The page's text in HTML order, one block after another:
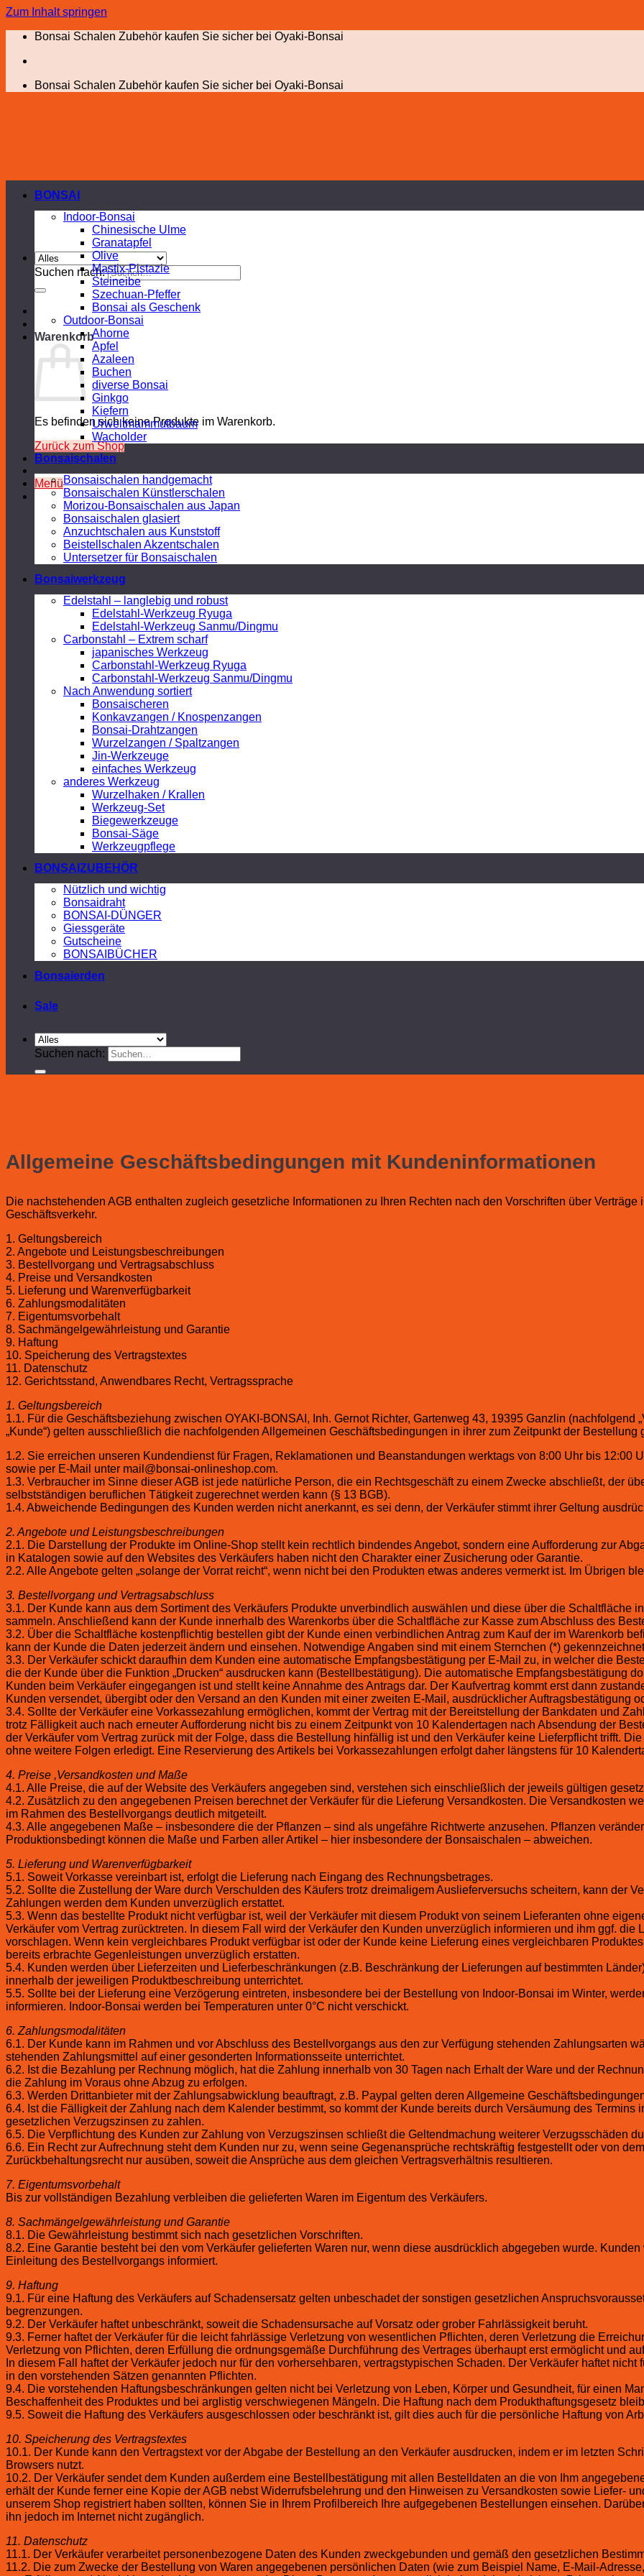
Zum Inhalt springen
Bonsai Schalen Zubehör kaufen Sie sicher bei Oyaki-Bonsai
Bonsai Schalen Zubehör kaufen Sie sicher bei Oyaki-Bonsai
Suchen nach:
Warenkorb
Es befinden sich keine Produkte im Warenkorb.
Zurück zum Shop
Menü
BONSAI
Indoor-Bonsai
Chinesische Ulme
Granatapfel
Olive
Mastix-Pistazie
Steineibe
Szechuan-Pfeffer
Bonsai als Geschenk
Outdoor-Bonsai
Ahorne
Apfel
Azaleen
Buchen
diverse Bonsai
Ginkgo
Kiefern
Urweltmammutbaum
Wacholder
Bonsaischalen
Bonsaischalen handgemacht
Bonsaischalen Künstlerschalen
Morizou-Bonsaischalen aus Japan
Bonsaischalen glasiert
Anzuchtschalen aus Kunststoff
Beistellschalen Akzentschalen
Untersetzer für Bonsaischalen
Bonsaiwerkzeug
Edelstahl – langlebig und robust
Edelstahl-Werkzeug Ryuga
Edelstahl-Werkzeug Sanmu/Dingmu
Carbonstahl – Extrem scharf
japanisches Werkzeug
Carbonstahl-Werkzeug Ryuga
Carbonstahl-Werkzeug Sanmu/Dingmu
Nach Anwendung sortiert
Bonsaischeren
Konkavzangen / Knospenzangen
Bonsai-Drahtzangen
Wurzelzangen / Spaltzangen
Jin-Werkzeuge
einfaches Werkzeug
anderes Werkzeug
Wurzelhaken / Krallen
Werkzeug-Set
Biegewerkzeuge
Bonsai-Säge
Werkzeugpflege
BONSAIZUBEHÖR
Nützlich und wichtig
Bonsaidraht
BONSAI-DÜNGER
Giessgeräte
Gutscheine
BONSAIBÜCHER
Bonsaierden
Sale
Suchen nach:
Allgemeine Geschäftsbedingungen mit Kundeninformationen
Die nachstehenden AGB enthalten zugleich gesetzliche Informationen zu Ihren Rechten nach den Vorschriften über
Geschäftsverkehr.
1. Geltungsbereich
2. Angebote und Leistungsbeschreibungen
3. Bestellvorgang und Vertragsabschluss
4. Preise und Versandkosten
5. Lieferung und Warenverfügbarkeit
6. Zahlungsmodalitäten
7. Eigentumsvorbehalt
8. Sachmängelgewährleistung und Garantie
9. Haftung
10. Speicherung des Vertragstextes
11. Datenschutz
12. Gerichtsstand, Anwendbares Recht, Vertragssprache
1. Geltungsbereich
1.1. Für die Geschäftsbeziehung zwischen OYAKI-BONSAI, Inh. Gernot Richter, Gartenweg 43, 19395 Ganzlin (nachfolgend
„Kunde“) gelten ausschließlich die nachfolgenden Allgemeinen Geschäftsbedingungen in ihrer zum Zeitpunkt der Bestellung
1.2. Sie erreichen unseren Kundendienst für Fragen, Reklamationen und Beanstandungen werktags von 8:00 Uhr bis 12:00
sowie per E-Mail unter mail@bonsai-onlineshop.com.
1.3. Verbraucher im Sinne dieser AGB ist jede natürliche Person, die ein Rechtsgeschäft zu einem Zwecke abschließt, der
selbstständigen beruflichen Tätigkeit zugerechnet werden kann (§ 13 BGB).
1.4. Abweichende Bedingungen des Kunden werden nicht anerkannt, es sei denn, der Verkäufer stimmt ihrer Geltung
2. Angebote und Leistungsbeschreibungen
2.1. Die Darstellung der Produkte im Online-Shop stellt kein rechtlich bindendes Angebot, sondern eine Aufforderung zur
in Katalogen sowie auf den Websites des Verkäufers haben nicht den Charakter einer Zusicherung oder Garantie.
2.2. Alle Angebote gelten „solange der Vorrat reicht“, wenn nicht bei den Produkten etwas anderes vermerkt ist. Im Übrigen
3. Bestellvorgang und Vertragsabschluss
3.1. Der Kunde kann aus dem Sortiment des Verkäufers Produkte unverbindlich auswählen und diese über die Schaltfläche
sammeln. Anschließend kann der Kunde innerhalb des Warenkorbs über die Schaltfläche zur Kasse zum Abschluss des
3.2. Über die Schaltfläche kostenpflichtig bestellen gibt der Kunde einen verbindlichen Antrag zum Kauf der im Warenkorb
kann der Kunde die Daten jederzeit ändern und einsehen. Notwendige Angaben sind mit einem Sternchen (*)
3.3. Der Verkäufer schickt daraufhin dem Kunden eine automatische Empfangsbestätigung per E-Mail zu, in welcher die
die der Kunde über die Funktion „Drucken“ ausdrucken kann (Bestellbestätigung). Die automatische Empfangsbestätigung
Kunden beim Verkäufer eingegangen ist und stellt keine Annahme des Antrags dar. Der Kaufvertrag kommt erst dann
Kunden versendet, übergibt oder den Versand an den Kunden mit einer zweiten E-Mail, ausdrücklicher Auftragsbestätigung
3.4. Sollte der Verkäufer eine Vorkassezahlung ermöglichen, kommt der Vertrag mit der Bereitstellung der Bankdaten und
trotz Fälligkeit auch nach erneuter Aufforderung nicht bis zu einem Zeitpunkt von 10 Kalendertagen nach Absendung der
der Verkäufer vom Vertrag zurück mit der Folge, dass die Bestellung hinfällig ist und den Verkäufer keine Lieferpflicht trifft.
ohne weitere Folgen erledigt. Eine Reservierung des Artikels bei Vorkassezahlungen erfolgt daher längstens für 10
4. Preise ,Versandkosten und Maße
4.1. Alle Preise, die auf der Website des Verkäufers angegeben sind, verstehen sich einschließlich der jeweils gültigen
4.2. Zusätzlich zu den angegebenen Preisen berechnet der Verkäufer für die Lieferung Versandkosten. Die Versandkosten
im Rahmen des Bestellvorgangs deutlich mitgeteilt.
4.3. Alle angegebenen Maße – insbesondere die der Pflanzen – sind als ungefähre Richtwerte anzusehen. Pflanzen
Produktionsbedingt können die Maße und Farben aller Artikel – hier insbesondere der Bonsaischalen – abweichen.
5. Lieferung und Warenverfügbarkeit
5.1. Soweit Vorkasse vereinbart ist, erfolgt die Lieferung nach Eingang des Rechnungsbetrages.
5.2. Sollte die Zustellung der Ware durch Verschulden des Käufers trotz dreimaligem Auslieferversuchs scheitern, kann der
Zahlungen werden dem Kunden unverzüglich erstattet.
5.3. Wenn das bestellte Produkt nicht verfügbar ist, weil der Verkäufer mit diesem Produkt von seinem Lieferanten ohne
Verkäufer vom Vertrag zurücktreten. In diesem Fall wird der Verkäufer den Kunden unverzüglich informieren und ihm ggf.
vorschlagen. Wenn kein vergleichbares Produkt verfügbar ist oder der Kunde keine Lieferung eines vergleichbaren
bereits erbrachte Gegenleistungen unverzüglich erstatten.
5.4. Kunden werden über Lieferzeiten und Lieferbeschränkungen (z.B. Beschränkung der Lieferungen auf bestimmten
innerhalb der jeweiligen Produktbeschreibung unterrichtet.
5.5. Sollte bei der Lieferung eine Verzögerung eintreten, insbesondere bei der Bestellung von Indoor-Bonsai im Winter,
informieren. Indoor-Bonsai werden bei Temperaturen unter 0°C nicht verschickt.
6. Zahlungsmodalitäten
6.1. Der Kunde kann im Rahmen und vor Abschluss des Bestellvorgangs aus den zur Verfügung stehenden Zahlungsarten
stehenden Zahlungsmittel auf einer gesonderten Informationsseite unterrichtet.
6.2. Ist die Bezahlung per Rechnung möglich, hat die Zahlung innerhalb von 30 Tagen nach Erhalt der Ware und der
die Zahlung im Voraus ohne Abzug zu erfolgen.
6.3. Werden Drittanbieter mit der Zahlungsabwicklung beauftragt, z.B. Paypal gelten deren Allgemeine
6.4. Ist die Fälligkeit der Zahlung nach dem Kalender bestimmt, so kommt der Kunde bereits durch Versäumung des Termins
gesetzlichen Verzugszinsen zu zahlen.
6.5. Die Verpflichtung des Kunden zur Zahlung von Verzugszinsen schließt die Geltendmachung weiterer Verzugsschäden
6.6. Ein Recht zur Aufrechnung steht dem Kunden nur zu, wenn seine Gegenansprüche rechtskräftig festgestellt oder von
Zurückbehaltungsrecht nur ausüben, soweit die Ansprüche aus dem gleichen Vertragsverhältnis resultieren.
7. Eigentumsvorbehalt
Bis zur vollständigen Bezahlung verbleiben die gelieferten Waren im Eigentum des Verkäufers.
8. Sachmängelgewährleistung und Garantie
8.1. Die Gewährleistung bestimmt sich nach gesetzlichen Vorschriften.
8.2. Eine Garantie besteht bei den vom Verkäufer gelieferten Waren nur, wenn diese ausdrücklich abgegeben wurde.
Einleitung des Bestellvorgangs informiert.
9. Haftung
9.1. Für eine Haftung des Verkäufers auf Schadensersatz gelten unbeschadet der sonstigen gesetzlichen
begrenzungen.
9.2. Der Verkäufer haftet unbeschränkt, soweit die Schadensursache auf Vorsatz oder grober Fahrlässigkeit beruht.
9.3. Ferner haftet der Verkäufer für die leicht fahrlässige Verletzung von wesentlichen Pflichten, deren Verletzung die
Verletzung von Pflichten, deren Erfüllung die ordnungsgemäße Durchführung des Vertrages überhaupt erst ermöglicht und
In diesem Fall haftet der Verkäufer jedoch nur für den vorhersehbaren, vertragstypischen Schaden. Der Verkäufer haftet
in den vorstehenden Sätzen genannten Pflichten.
9.4. Die vorstehenden Haftungsbeschränkungen gelten nicht bei Verletzung von Leben, Körper und Gesundheit, für einen
Beschaffenheit des Produktes und bei arglistig verschwiegenen Mängeln. Die Haftung nach dem Produkthaftungsgesetz
9.5. Soweit die Haftung des Verkäufers ausgeschlossen oder beschränkt ist, gilt dies auch für die persönliche Haftung von
10. Speicherung des Vertragstextes
10.1. Der Kunde kann den Vertragstext vor der Abgabe der Bestellung an den Verkäufer ausdrucken, indem er im letzten
Browsers nutzt.
10.2. Der Verkäufer sendet dem Kunden außerdem eine Bestellbestätigung mit allen Bestelldaten an die von Ihm
erhält der Kunde ferner eine Kopie der AGB nebst Widerrufsbelehrung und den Hinweisen zu Versandkosten sowie Liefer-
unserem Shop registriert haben sollten, können Sie in Ihrem Profilbereich Ihre aufgegebenen Bestellungen einsehen.
ihn jedoch im Internet nicht zugänglich.
11. Datenschutz
11.1. Der Verkäufer verarbeitet personenbezogene Daten des Kunden zweckgebunden und gemäß den gesetzlichen
11.2. Die zum Zwecke der Bestellung von Waren angegebenen persönlichen Daten (wie zum Beispiel Name, E-Mail-